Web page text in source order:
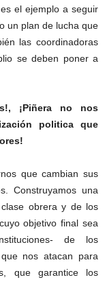
el ejemplo a seguir
un plan de lucha que
las coordinadoras
se deben poner a
¡Piñera no nos
politica que
que cambian sus
Construyamos una
obrera y de los
objetivo final sea
de los
nos atacan para
que garantice los